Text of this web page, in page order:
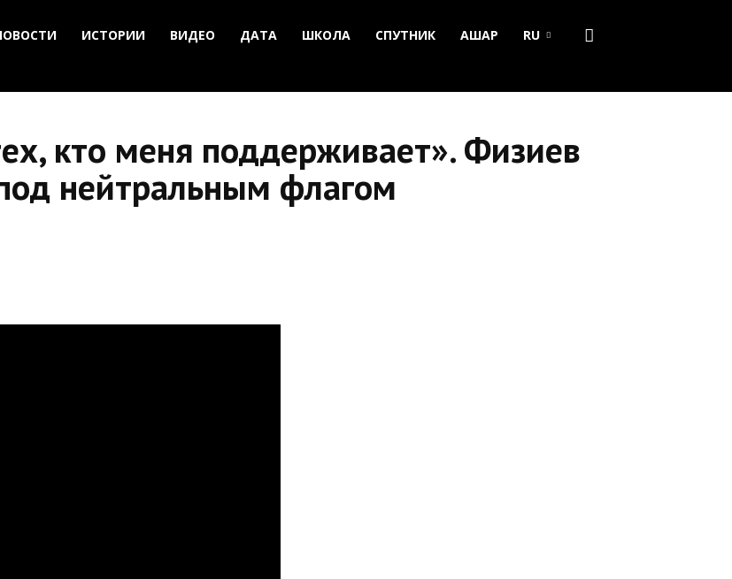
ИСТОРИИ ВИДЕО ДАТА ШКОЛА СПУТНИК АШАР RU
кто меня поддерживает». Физиев
нейтральным флагом